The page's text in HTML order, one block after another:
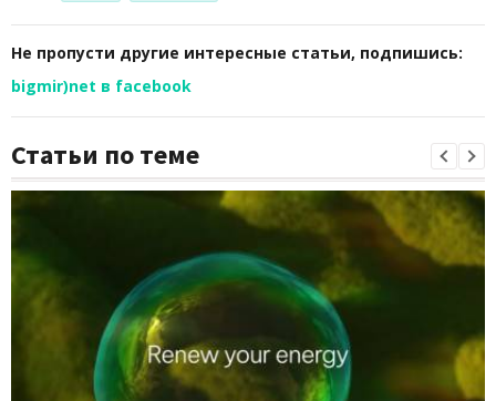
Не пропусти другие интересные статьи, подпишись:
bigmir)net в facebook
Статьи по теме